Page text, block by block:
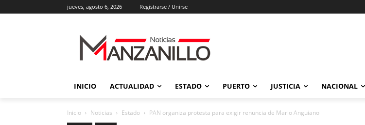
jueves, agosto 6, 2026 Registrarse / Unirse
INICIO ACTUALIDAD ESTADO PUERTO JUSTICIA NACIONAL
Inicio Noticias Estado PAN organiza protesta para exigir renuncia de Mario Anguiano